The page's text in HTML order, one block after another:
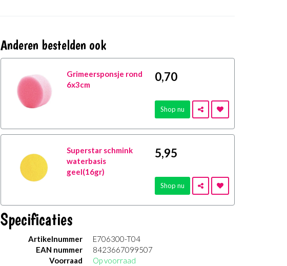
Anderen bestelden ook
Grimeersponsje rond
6x3cm
0,70
Shop nu
Superstar schmink
waterbasis
geel(16gr)
5,95
Shop nu
Specificaties
Artikelnummer
E706300-T04
EAN nummer
8423667099507
Voorraad
Op voorraad